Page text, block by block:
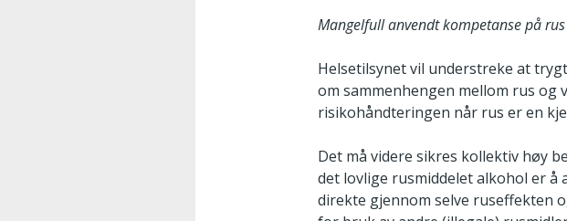
Mangelfull anvendt kompetanse på
Helsetilsynet vil understreke at
om sammenhengen mellom rus og
risikohåndteringen når rus er en
Det må videre sikres kollektiv høy
det lovlige rusmiddelet alkohol er
direkte gjennom selve ruseffekten